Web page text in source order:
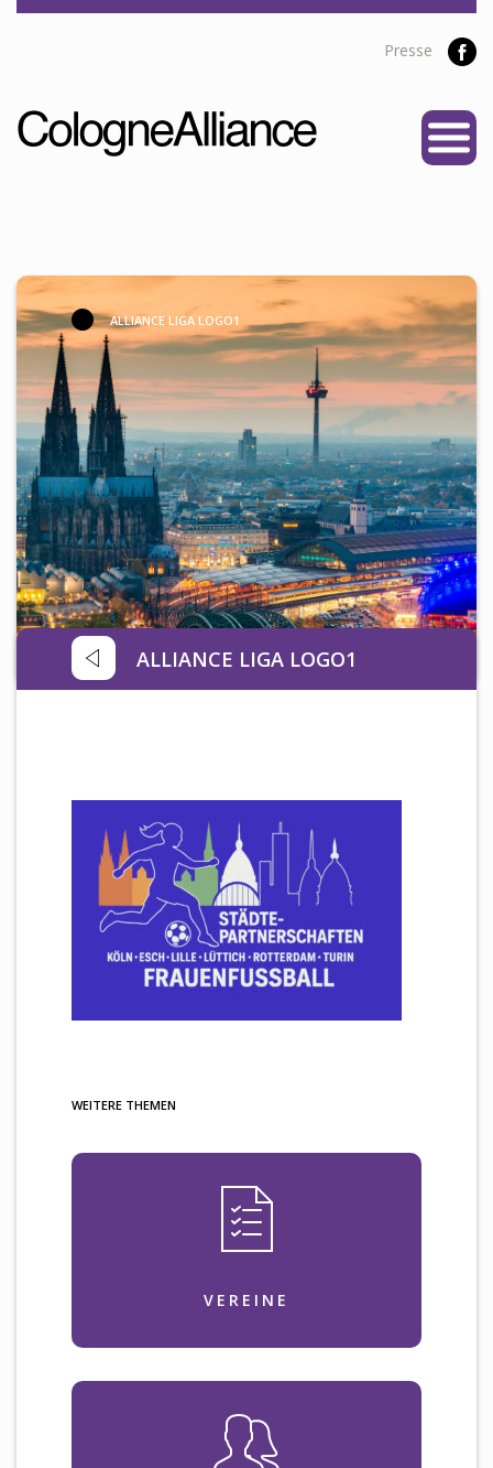
Presse
ALLIANCE LIGA LOGO1
ALLIANCE LIGA LOGO1
WEITERE THEMEN
VEREINE
START
Satzung
Partner
PROJEKTE
Alliance Liga
NEWS
Newsletter
KALENDER
KONTAKT